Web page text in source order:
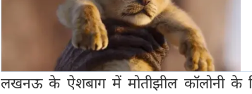
लखनऊ के ऐशबाग में मोतीझील कॉलोनी के